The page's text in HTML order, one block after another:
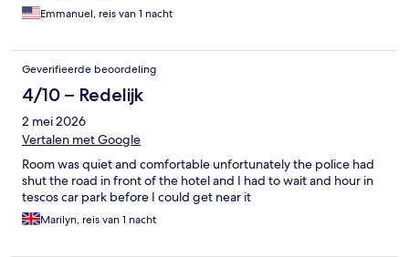
Emmanuel, reis van 1 nacht
Geverifieerde beoordeling
4/10 – Redelijk
2 mei 2026
Vertalen met Google
Room was quiet and comfortable unfortunately the police had
shut the road in front of the hotel and I had to wait and hour in
tescos car park before I could get near it
Marilyn, reis van 1 nacht